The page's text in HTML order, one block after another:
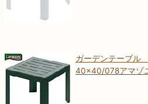
ガーデンテーブル
40×40/078アマゾ